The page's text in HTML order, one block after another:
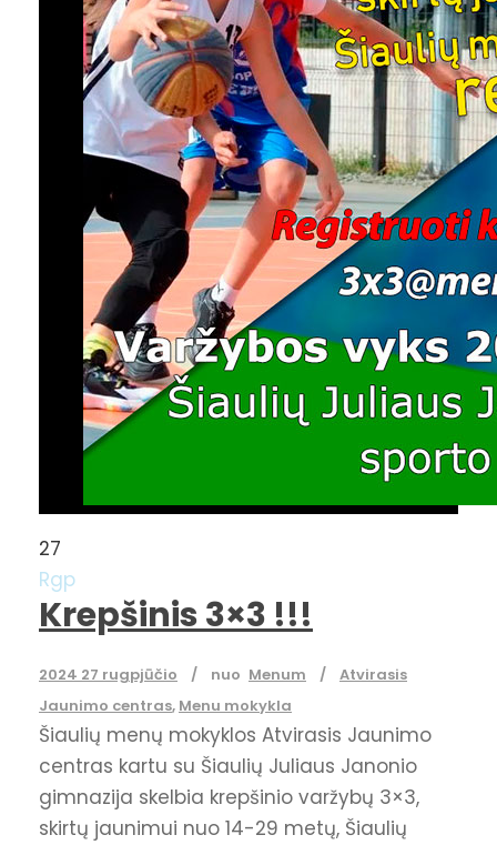
27
Rgp
Krepšinis 3×3 !!!
2024 27 rugpjūčio nuo Menum
Atvirasis
Jaunimo centras, Menu mokykla
Šiaulių menų mokyklos Atvirasis Jaunimo
centras kartu su Šiaulių Juliaus Janonio
gimnazija skelbia krepšinio varžybų 3×3,
skirtų jaunimui nuo 14-29 metų, Šiaulių